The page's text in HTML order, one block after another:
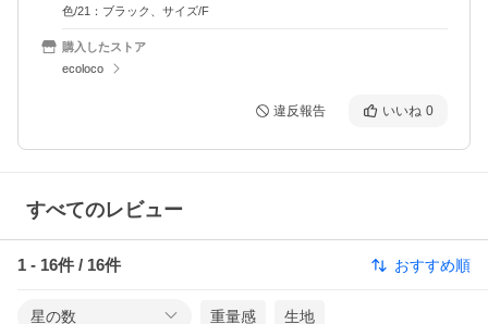
色/21：ブラック、サイズ/F
購入したストア
ecoloco
違反報告 いいね 0
すべてのレビュー
1 - 16件 / 16件 おすすめ順
星の数 重量感 生地